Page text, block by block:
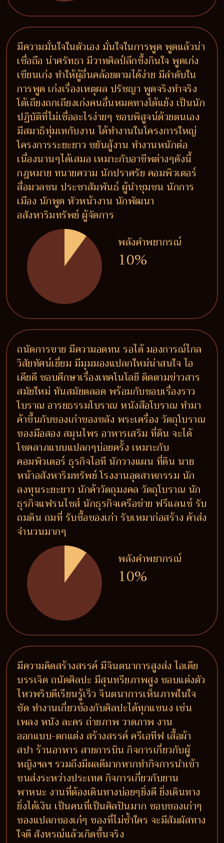
มีความมั่นใจในตัวเอง มั่นใจในการพูด พูดแล้วน่า
เชื่อถือ น่าศรัทธา มีวาทศิลป์ลึกซึ้งกินใจ พูดเก่ง
เขียนเก่ง ทำให้ผู้อื่นคล้อยตามได้ง่าย มีลำดับใน
การพูด เก่งเรื่องเหตุผล ปรัชญา พูดจริงทำจริง
โต้เถียงถกเถียงเก่งคนอื่นหมดทางโต้แย้ง เป็นนัก
ปฏิบัติที่ไม่เชื่ออะไรง่ายๆ ชอบพิสูจน์ด้วยตนเอง
มีสมาธิทุ่มเทกับงาน ได้ทำงานในโครงการใหญ่
โครงการระยะยาว ขยันสู้งาน ทำงานหนักต่อ
เนื่องนานๆได้เสมอ เหมาะกับอาชีพต่างๆดังนี้
กฎหมาย ทนายความ นักปราศรัย คอมพิวเตอร์
สื่อมวลชน ประชาสัมพันธ์ ผู้นำชุมชน นักการ
เมือง นักพูด หัวหน้างาน นักพัฒนา
อสังหาริมทรัพย์ ผู้จัดการ
พลังคำพยากรณ์
10%
ถนัดการขาย มีความอดทน รอได้ มองการณ์ไกล
วิสัยทัศน์เยี่ยม มีมุมมองแปลกใหม่น่าสนใจ ไอ
เดียดี ชอบศึกษาเรื่องเทคโนโลยี ติดตามข่าวสาร
สมัยใหม่ ทันสมัยตลอด พร้อมกับชอบเรื่องราว
โบราณ อารยธรรมโบราณ หนังสือโบราณ ทำมา
ค้าขึ้นกับของเก่าของขลัง พระเครื่อง วัตถุโบราณ
ของมือสอง สมุนไพร อาหารเสริม ที่ดิน จะได้
โชคลาภแบบแปลกๆบ่อยครั้ง เหมาะกับ
คอมพิวเตอร์ ธุรกิจไอที นักวางแผน ที่ดิน นาย
หน้าอสังหาริมทรัพย์ โรงงานอุตสาหกรรม นัก
ลงทุนระยะยาว นักค้าวัตถุมงคล วัตถุโบราณ นัก
ธุรกิจแฟรนไชส์ นักธุรกิจเครือข่าย ฟรีแลนซ์ รับ
ถมดิน ถมที่ รับซื้อของเก่า รับเหมาก่อสร้าง ค้าส่ง
จำนวนมากๆ
พลังคำพยากรณ์
10%
มีความคิดสร้างสรรค์ มีจินตนาการสูงส่ง ไอเดีย
บรรเจิด ถนัดศิลปะ มีสุนทรียภาพสูง ชอบแต่งตัว
ไหวพริบดีเรียนรู้เร็ว จินตนาการเห็นภาพในใจ
ชัด ทำงานเกี่ยวข้องกับศิลปะได้ทุกแขนง เช่น
เพลง หนัง ละคร ถ่ายภาพ วาดภาพ งาน
ออกแบบ-ตกแต่ง สร้างสรรค์ ครีเอทีฟ เสื้อผ้า
สปา ร้านอาหาร สายการบิน กิจการเกี่ยวกับผู้
หญิงฯลฯ รวมถึงมีผลดีมากหากทำกิจการนำเข้า
ขนส่งระหว่างประเทศ กิจการเกี่ยวกับยาน
พาหนะ งานที่ต้องเดินทางบ่อยๆยิ่งดี ยิ่งเดินทาง
ยิ่งได้เงิน เป็นคนที่เป็นศิลปินมาก ชอบของเก่าๆ
ของแปลกของเก๋ๆ ของที่ไม่ซ้ำใคร จะมีสัมผัสทาง
ใจดี สังหรณ์แล้วเกิดขึ้นจริง